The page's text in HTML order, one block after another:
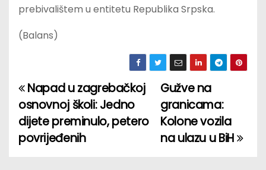
prebivalištem u entitetu Republika Srpska.
(Balans)
P
o
s
Gužve na
granicama:
Kolone vozila
na ulazu u BiH
Napad u zagrebačkoj
osnovnoj školi: Jedno
dijete preminulo, petero
povrijeđenih